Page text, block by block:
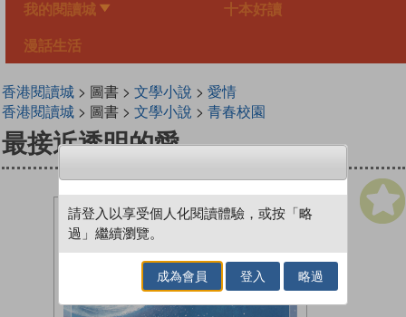
我的閱讀城 十本好讀
漫話生活
香港閱讀城> 圖書 > 文學小說 > 愛情
香港閱讀城> 圖書 > 文學小說 > 青春校園
最接近透明的愛
請登入以享受個人化閱讀體驗，或按「略
過」繼續瀏覽。
成為會員 登入 略過